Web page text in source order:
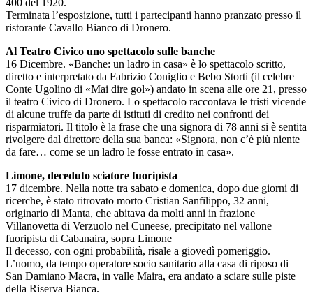
Terminata l’esposizione, tutti i partecipanti hanno pranzato presso il
ristorante Cavallo Bianco di Dronero.
Al Teatro Civico uno spettacolo sulle banche
16 Dicembre. «Banche: un ladro in casa» è lo spettacolo scritto,
diretto e interpretato da Fabrizio Coniglio e Bebo Storti (il celebre
Conte Ugolino di «Mai dire gol») andato in scena alle ore 21, presso
il teatro Civico di Dronero. Lo spettacolo raccontava le tristi vicende
di alcune truffe da parte di istituti di credito nei confronti dei
risparmiatori. Il titolo è la frase che una signora di 78 anni si è sentita
rivolgere dal direttore della sua banca: «Signora, non c’è più niente
da fare… come se un ladro le fosse entrato in casa».
Limone, deceduto sciatore fuoripista
17 dicembre. Nella notte tra sabato e domenica, dopo due giorni di
ricerche, è stato ritrovato morto Cristian Sanfilippo, 32 anni,
originario di Manta, che abitava da molti anni in frazione
Villanovetta di Verzuolo nel Cuneese, precipitato nel vallone
fuoripista di Cabanaira, sopra Limone
Il decesso, con ogni probabilità, risale a giovedì pomeriggio.
L’uomo, da tempo operatore socio sanitario alla casa di riposo di
San Damiano Macra, in valle Maira, era andato a sciare sulle piste
della Riserva Bianca.